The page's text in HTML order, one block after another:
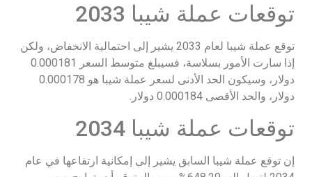
توقعات عملة شيبا 2033
توقع عملة شيبا لعام 2033 يشير إلى احتمالية الانخفاض، ولكن
إذا سارت الأمور بسلاسة، فسيبلغ متوسط السعر 0.000181
دولار، وسيكون الحد الأدنى لسعر عملة شيبا هو 0.000178
دولار، والحد الأقصى 0.000184 دولار.
توقعات عملة شيبا 2034
إن توقع عملة شيبا السابق يشير إلى إمكانية ارتفاعها في عام